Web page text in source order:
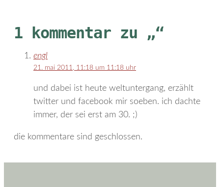
1 kommentar zu „“
engl
21. mai 2011, 11:18 um 11:18 uhr
und dabei ist heute weltuntergang, erzählt
twitter und facebook mir soeben. ich dachte
immer, der sei erst am 30. ;)
die kommentare sind geschlossen.